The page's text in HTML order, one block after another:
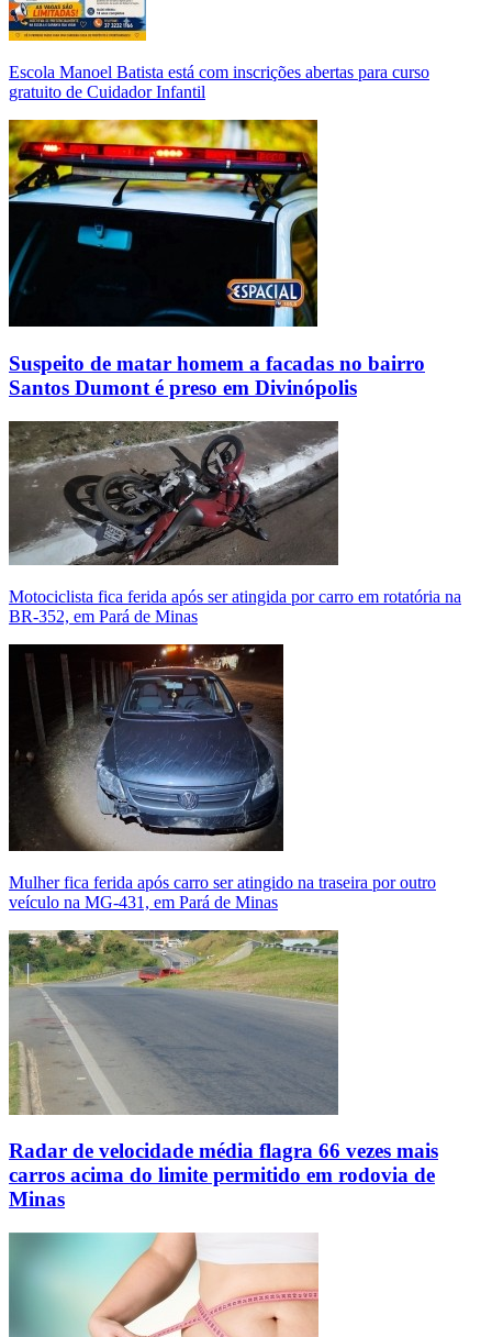
Escola Manoel Batista está com inscrições abertas para curso
gratuito de Cuidador Infantil
Suspeito de matar homem a facadas no bairro
Santos Dumont é preso em Divinópolis
Motociclista fica ferida após ser atingida por carro em rotatória na
BR-352, em Pará de Minas
Mulher fica ferida após carro ser atingido na traseira por outro
veículo na MG-431, em Pará de Minas
Radar de velocidade média flagra 66 vezes mais
carros acima do limite permitido em rodovia de
Minas